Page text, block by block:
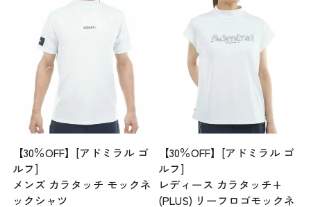
【30％OFF】[アドミラル ゴ
ルフ]
メンズ カラタッチ モックネ
ックシャツ
【30％OFF】[アドミラル ゴ
ルフ]
レディース カラタッチ+
(PLUS) リーフロゴモックネ